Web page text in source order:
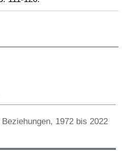
1972 bis 2022